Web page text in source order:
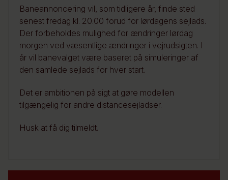
Baneannoncering vil, som tidligere år, finde sted
senest fredag kl. 20.00 forud for lørdagens sejlads.
Der forbeholdes mulighed for ændringer lørdag
morgen ved væsentlige ændringer i vejrudsigten. I
år vil banevalget være baseret på simuleringer af
den samlede sejlads for hver start.
Det er ambitionen på sigt at gøre modellen
tilgængelig for andre distancesejladser.
Husk at få dig tilmeldt.